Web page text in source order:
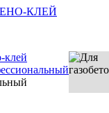
КЛЕЙ
клей